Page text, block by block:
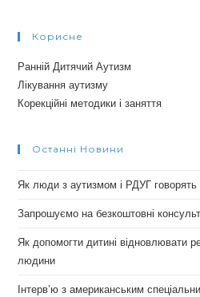
Корисне
Ранній Дитячий Аутизм
Лікування аутизму
Корекційні методики і заняття
Останні Новини
Як люди з аутизмом і РДУГ говорять
Запрошуємо на безкоштовні
Як допомогти дитині відновлювати
людини
Інтерв’ю з американським